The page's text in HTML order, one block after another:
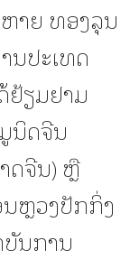
າຍ ທອງລຸນ
ນປະເທດ
ຢ້ຽມຢາມ
ນິດຈີນ
ດຈີນ) ຫຼື
ຫຼວງປັກກິ່ງ
ບັນການ